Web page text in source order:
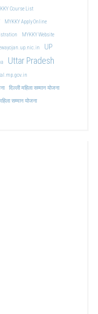
Course List
MYKKY Apply Online
MYKKY Website
UP
Uttar Pradesh
दिल्ली महिला सम्मान योजना
सम्मान योजना